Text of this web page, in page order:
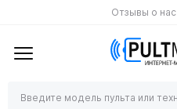
Отзывы о нас